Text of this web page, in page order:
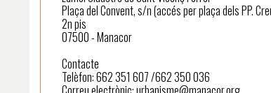
Plaça del Convent, s/n (accés per plaça dels PP.
2n pis
07500 - Manacor
Contacte
Telèfon: 662 351 607 /662 350 036